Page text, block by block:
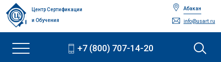
Центр Сертификации
и Обучения
Абакан
info@usart.ru
+7 (800) 707-14-20